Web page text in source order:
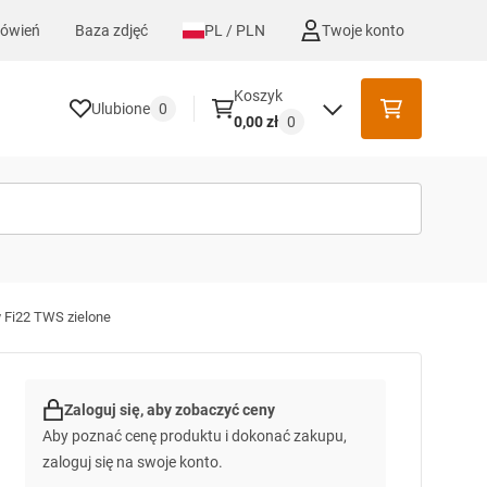
Baza zdjęć PL / PLN Twoje konto
Ulubione 0
Koszyk
0,00 zł 0
TWS zielone
Zaloguj się, aby zobaczyć ceny
Aby poznać cenę produktu i dokonać zakupu,
zaloguj się na swoje konto.